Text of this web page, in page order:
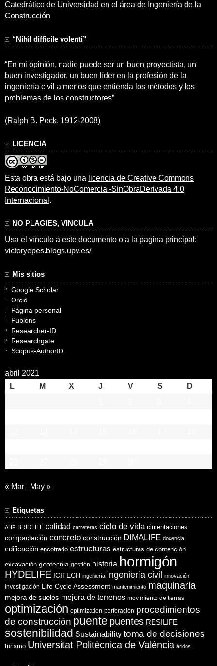
Catedrático de Universidad en el área de Ingeniería de la
Construcción
“Nihil difficile volenti”
“En mi opinión, nadie puede ser un buen proyectista, un
buen investigador, un buen líder en la profesión de la
ingeniería civil a menos que entienda los métodos y los
problemas de los constructores”
(Ralph B. Peck, 1912-2008)
LICENCIA
Esta obra está bajo una licencia de Creative Commons
Reconocimiento-NoComercial-SinObraDerivada 4.0
Internacional .
NO PLAGIES, VINCULA
Usa el vínculo a este documento o a la pagina principal:
victoryepes.blogs.upv.es/
Mis sitios
Google Scholar
Orcid
Página personal
Publons
Researcher-ID
Researchgate
Scopus-AuthorID
abril 2021
L
M X J V S
D
« Mar May »
Etiquetas
AHP BRIDLIFE calidad carreteras ciclo de vida cimentaciones
compactación concreto construcción DIMALIFE docencia
edificación encofrado estructuras estructuras de contención
excavación geotecnia gestión historia hormigón
HYDELIFE ICITECH ingeniería ingeniería civil innovación
investigación Life Cycle Assessment mantenimiento maquinaria
mejora de suelos mejora de terrenos movimiento de tierras
optimización optimization perforación procedimientos
de construcción puente puentes RESILIFE
sostenibilidad Sustainability toma de decisiones
turismo Universitat Politècnica de València áridos